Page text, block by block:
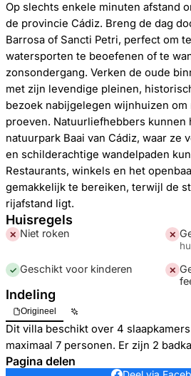
Op slechts enkele minuten afstand
de provincie Cádiz. Breng de dag
Barrosa of Sancti Petri, perfect om
watersporten te beoefenen of te
zonsondergang. Verken de oude
met zijn levendige pleinen,
bezoek nabijgelegen wijnhuizen
proeven. Natuurliefhebbers kunnen
natuurpark Baai van Cádiz, waar ze
en schilderachtige wandelpaden
Restaurants, winkels en het
gemakkelijk te bereiken, terwijl de
rijafstand ligt.
Huisregels
✕ Niet roken ✕
✓ Geschikt voor kinderen ✕
Indeling
Origineel
Dit villa beschikt over 4
maximaal 7 personen. Er zijn 2
Pagina delen